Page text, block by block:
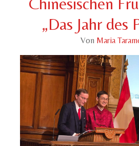
„Das Jahr des
Von Maria